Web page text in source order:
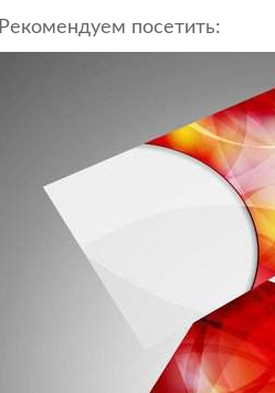
Рекомендуем посетить: